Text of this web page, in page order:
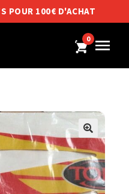
POUR 100€ D'ACHAT
0